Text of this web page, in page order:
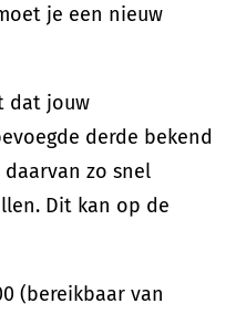
je een nieuw
dat jouw
derde bekend
zo snel
Dit kan op de
(bereikbaar van